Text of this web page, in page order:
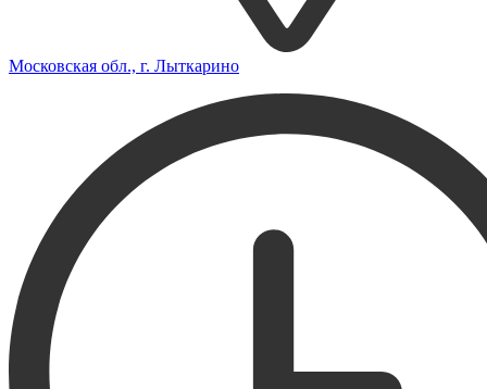
Московская обл., г. Лыткарино